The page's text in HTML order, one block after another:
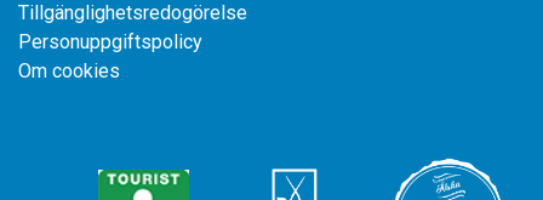
Tillgänglighetsredogörelse
Personuppgiftspolicy
Om cookies